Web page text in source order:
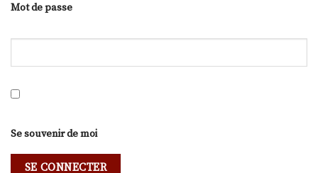
Mot de passe
Se souvenir de moi